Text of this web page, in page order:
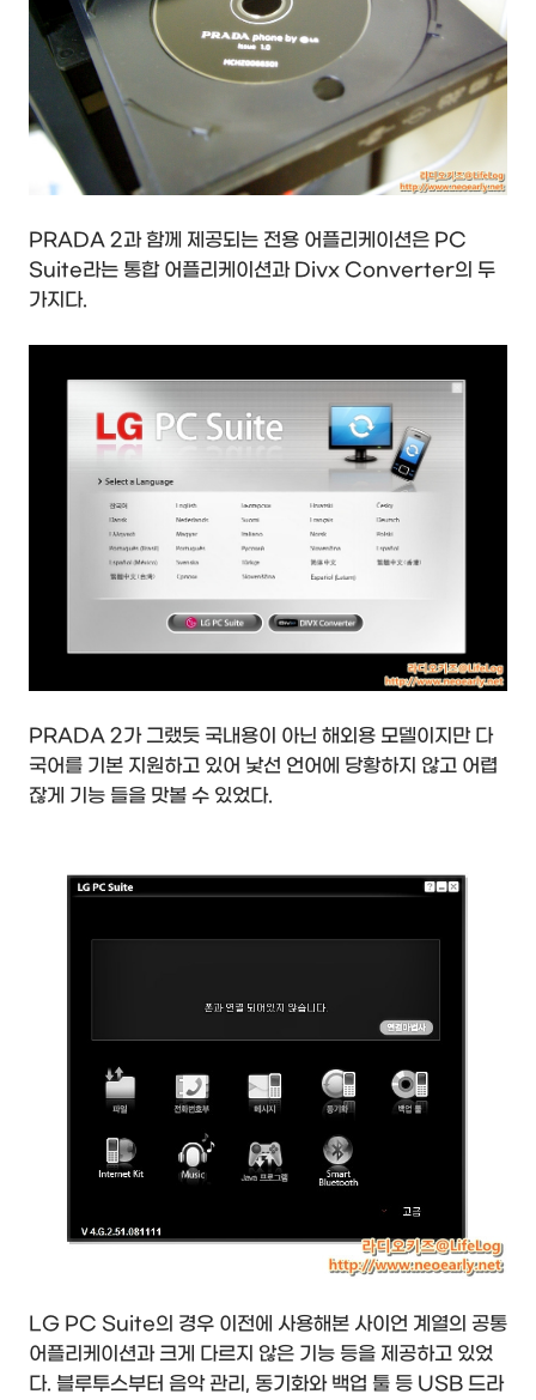
PRADA 2과 함께 제공되는 전용 어플리케이션은 PC
Suite라는 통합 어플리케이션과 Divx Converter의 두
가지다.
PRADA 2가 그랬듯 국내용이 아닌 해외용 모델이지만 다
국어를 기본 지원하고 있어 낯선 언어에 당황하지 않고 어렵
잖게 기능 들을 맛볼 수 있었다.
LG PC Suite의 경우 이전에 사용해본 사이언 계열의 공통
어플리케이션과 크게 다르지 않은 기능 등을 제공하고 있었
다. 블루투스부터 음악 관리, 동기화와 백업 툴 등 USB 드라